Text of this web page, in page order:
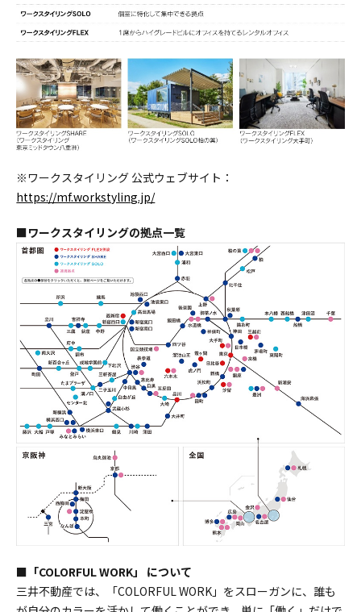
※ワークスタイリング 公式ウェブサイト：
https://mf.workstyling.jp/
■ワークスタイリングの拠点一覧
■「COLORFUL WORK」 について
三井不動産では、「COLORFUL WORK」をスローガンに、誰も